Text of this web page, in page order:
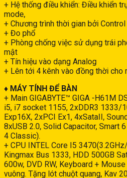
+ Hệ thống điều khiển: Điều khiển
mode,
+ Chương trình thời gian bởi
+ Đo phổ
+ Phòng chống việc sử dụng trái
mật
+ Tín hiệu vào dạng Analog
+ Lên tới 4 kênh vào đồng thời cho
♦ MÁY TÍNH ĐỂ BÀN
+ Main GIGABYTE™ GIGA -H61M
i5, i7 socket 1155, 2xDDR3 1333/
Exp16X, 2xPCI Ex1, 4xSataII,
8xUSB 2.0, Solid Capacitor, Smart
4 Classic).
+ CPU INTEL Core I5
Kingmax Bus 1333, HDD 500GB
600w, DVD RW, Keyboard +
vuông. Tặng lót chuột quang, Kav